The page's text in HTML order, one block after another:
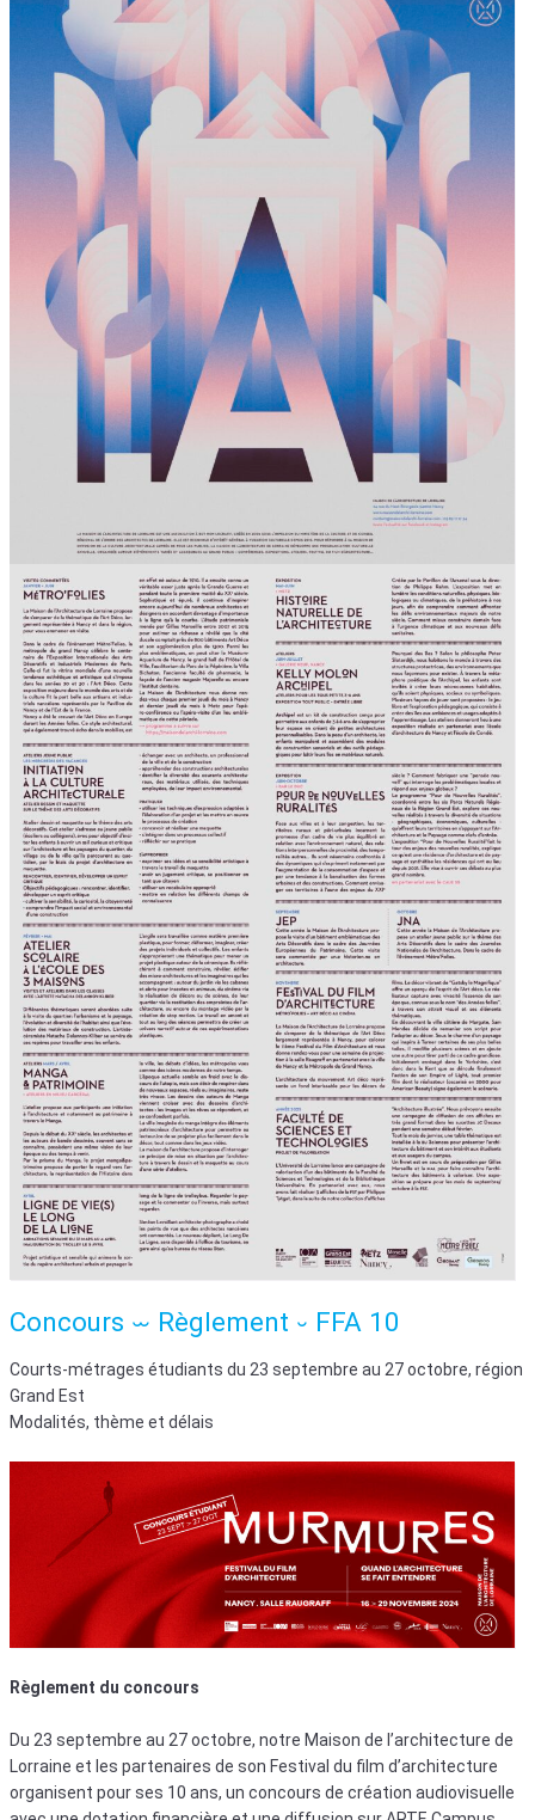
Concours ⏖ Règlement ⏑ FFA 10
Courts-métrages étudiants du 23 septembre au 27 octobre, région
Grand Est
Modalités, thème et délais
Règlement du concours
Du 23 septembre au 27 octobre, notre Maison de l’architecture de
Lorraine et les partenaires de son Festival du film d’architecture
organisent pour ses 10 ans, un concours de création audiovisuelle